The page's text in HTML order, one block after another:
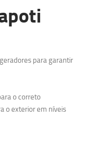
para garantir
o correto
o exterior em níveis